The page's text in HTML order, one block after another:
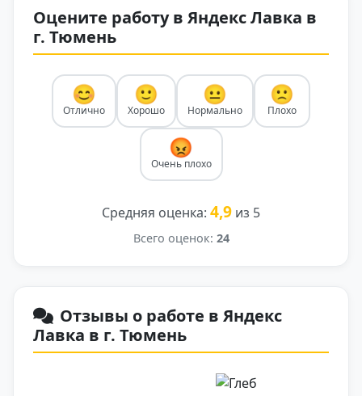
Оцените работу в Яндекс Лавка в
г. Тюмень
😊
Отлично
🙂
Хорошо
😐
Нормально
🙁
Плохо
😡
Очень плохо
Средняя оценка: 4,9 из 5
Всего оценок: 24
Отзывы о работе в Яндекс
Лавка в г. Тюмень